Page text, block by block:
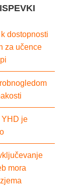
dostopnosti
za učence
YHD je
mora